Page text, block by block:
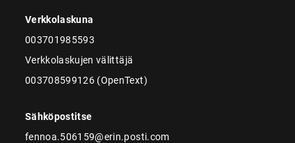
Verkkolaskuna
003701985593
Verkkolaskujen välittäjä
003708599126 (OpenText)
Sähköpostitse
fennoa.506159@erin.posti.com